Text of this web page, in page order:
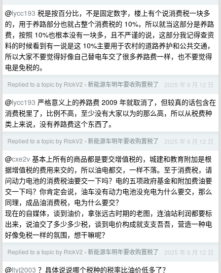
@lycc193 税是按百分比，不是固定数字，楼上有个说消费税一块多
的，用于养路部分也就占整个消费税的 10%，所以就当这部分是养路
费，按照 10%也根本没有一块多，且不严谨的说，这部分我记得查资
料的时候看到有一说是这 10%主要用于农村的道路养护和公共交通，
所以大家不要觉得好像自己替电车交了很多养路费一样，也不要觉得
电是免税的。
Replied to a topic by RIckV2 › 新能源车明年要收购置税了 2025 年 9 月 12 日
@lycc193 严格意义上的养路费 2009 年就取消了，但较真的话包含在
消费税里了，比例不高，至少没有大家以为的那么高，所以从税费种
类上来说，没有养路费这个东西了。
Replied to a topic by RIckV2 › 新能源车明年要收购置税了 2025 年 9 月 12 日
@cxe2v 基本上所有的商品都是要交增值税的，城建和教育附加是根
据增值税的费用来交的，所以油电都交，一样不落。至于消费税，请
问动力电池的消费税油要交一下吗？电的五项政府基金和附加费油要
交一下吗？你肯定会说，油车没有动力电池没充电为什么要交，那么
同理，成品油消费税，电为什么要交？
现在的自媒体，谈到油价，拿张远古时期的老图，连油站利润都要标
出来，说油交了多少多少税，谈到电价构成就支支吾吾，营造一种电
好像免税一样的氛围，想干嘛呢？
Replied to a topic by RIckV2 › 新能源车明年要收购置税了 2025 年 9 月 12 日
@ltyj2003 ？具体说说哪个税种的税率比油价低多了？